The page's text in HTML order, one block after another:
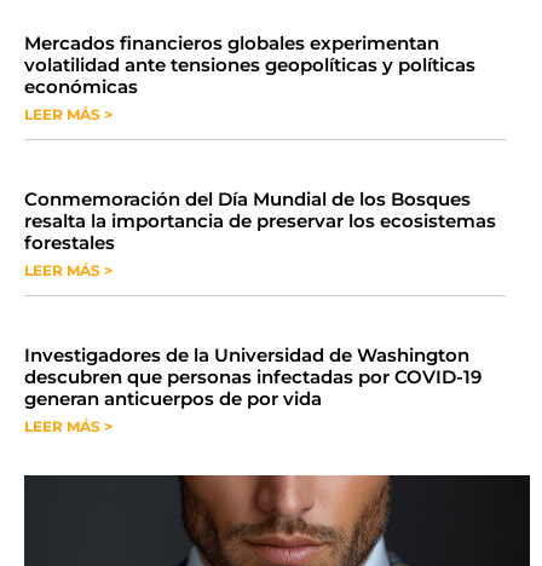
Mercados financieros globales experimentan
volatilidad ante tensiones geopolíticas y políticas
económicas
LEER MÁS >
Conmemoración del Día Mundial de los Bosques
resalta la importancia de preservar los ecosistemas
forestales
LEER MÁS >
Investigadores de la Universidad de Washington
descubren que personas infectadas por COVID-19
generan anticuerpos de por vida
LEER MÁS >